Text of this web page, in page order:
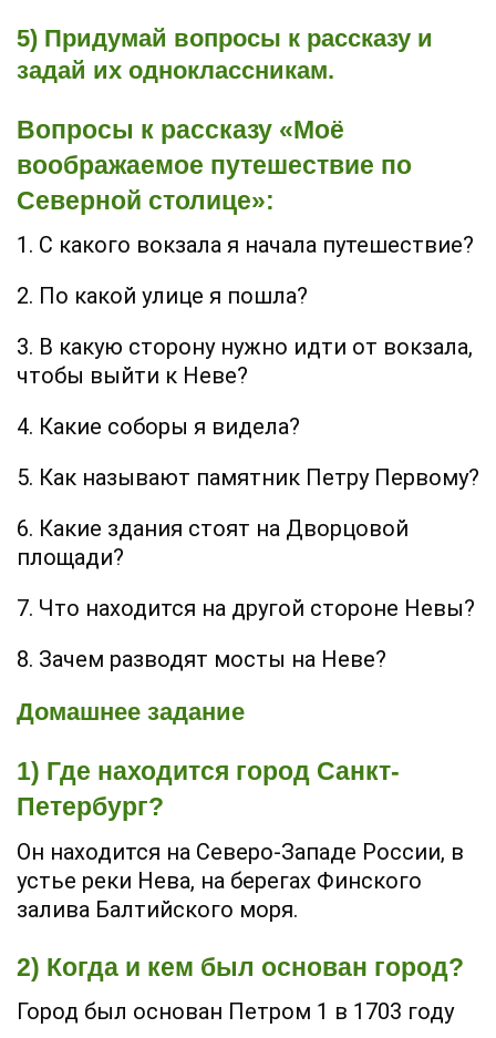
5) Придумай вопросы к рассказу и
задай их одноклассникам.
Вопросы к рассказу «Моё
воображаемое путешествие по
Северной столице»:
1. С какого вокзала я начала путешествие?
2. По какой улице я пошла?
3. В какую сторону нужно идти от вокзала,
чтобы выйти к Неве?
4. Какие соборы я видела?
5. Как называют памятник Петру Первому?
6. Какие здания стоят на Дворцовой
площади?
7. Что находится на другой стороне Невы?
8. Зачем разводят мосты на Неве?
Домашнее задание
1) Где находится город Санкт-
Петербург?
Он находится на Северо-Западе России, в
устье реки Нева, на берегах Финского
залива Балтийского моря.
2) Когда и кем был основан город?
Город был основан Петром 1 в 1703 году